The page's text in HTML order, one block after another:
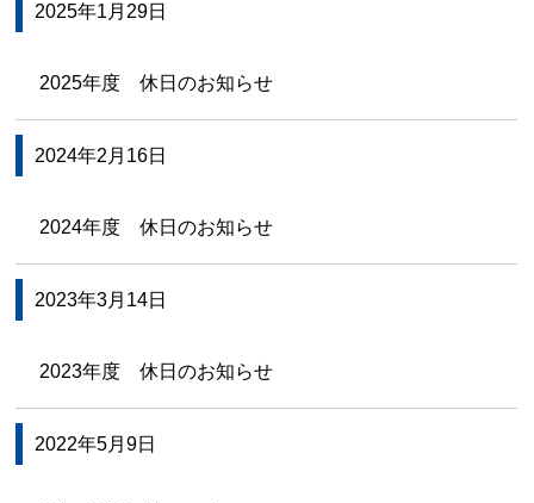
2025年1月29日
2025年度 休日のお知らせ
2024年2月16日
2024年度 休日のお知らせ
2023年3月14日
2023年度 休日のお知らせ
2022年5月9日